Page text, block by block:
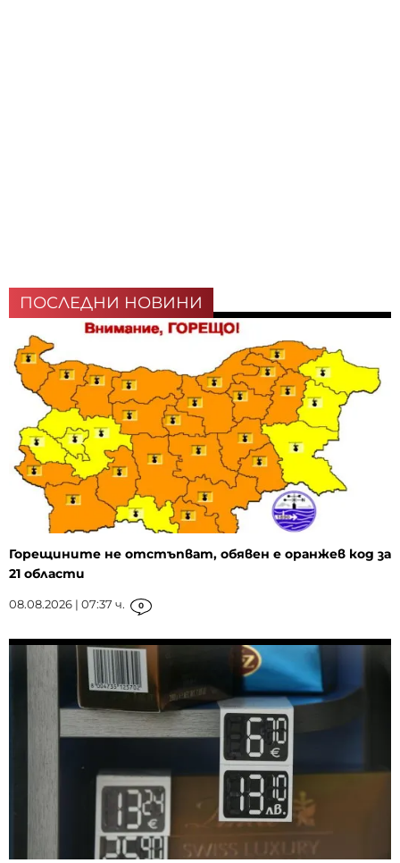
ПОСЛЕДНИ НОВИНИ
Горещините не отстъпват, обявен е оранжев код за
21 области
08.08.2026 | 07:37 ч. 0